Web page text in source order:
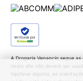
Verificada por
Verificada por
A Drogaria Venancio segue
neste site não devem ser
hipótese alguma, as